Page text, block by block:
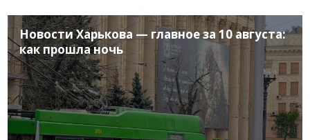
Новости Харькова — главное за 10 августа:
как прошла ночь